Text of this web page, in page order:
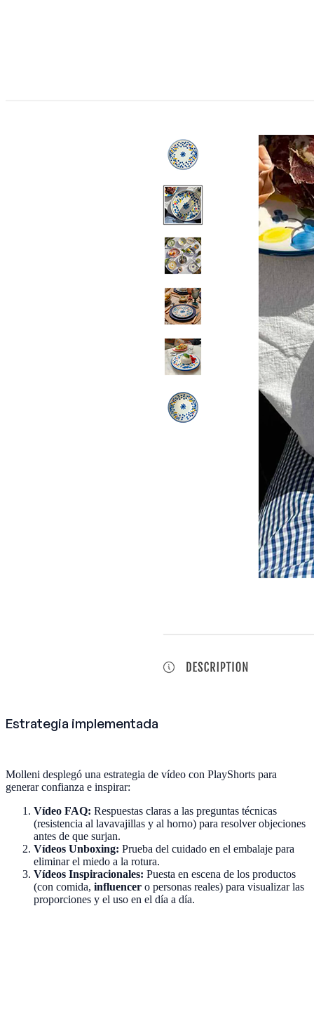
Estrategia implementada
Molleni desplegó una estrategia de vídeo con PlayShorts para
generar confianza e inspirar:
Vídeo FAQ: Respuestas claras a las preguntas técnicas
(resistencia al lavavajillas y al horno) para resolver objeciones
antes de que surjan.
Vídeos Unboxing: Prueba del cuidado en el embalaje para
eliminar el miedo a la rotura.
Vídeos Inspiracionales: Puesta en escena de los productos
(con comida, influencer o personas reales) para visualizar las
proporciones y el uso en el día a día.